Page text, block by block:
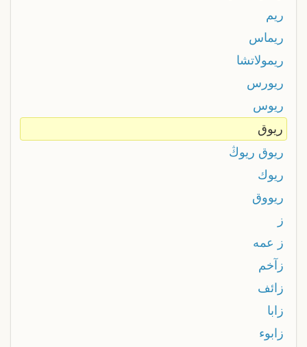
ريم
ريماس
ريمولاتشا
ريورس
ريوس
ريوق
ريوق ريوڭ
ريوك
ريووق
ز
ز عمه
زآخم
زائف
زابا
زابوء